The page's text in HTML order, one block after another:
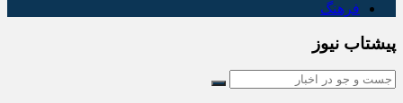
فرهنگ
پیشتاب نیوز